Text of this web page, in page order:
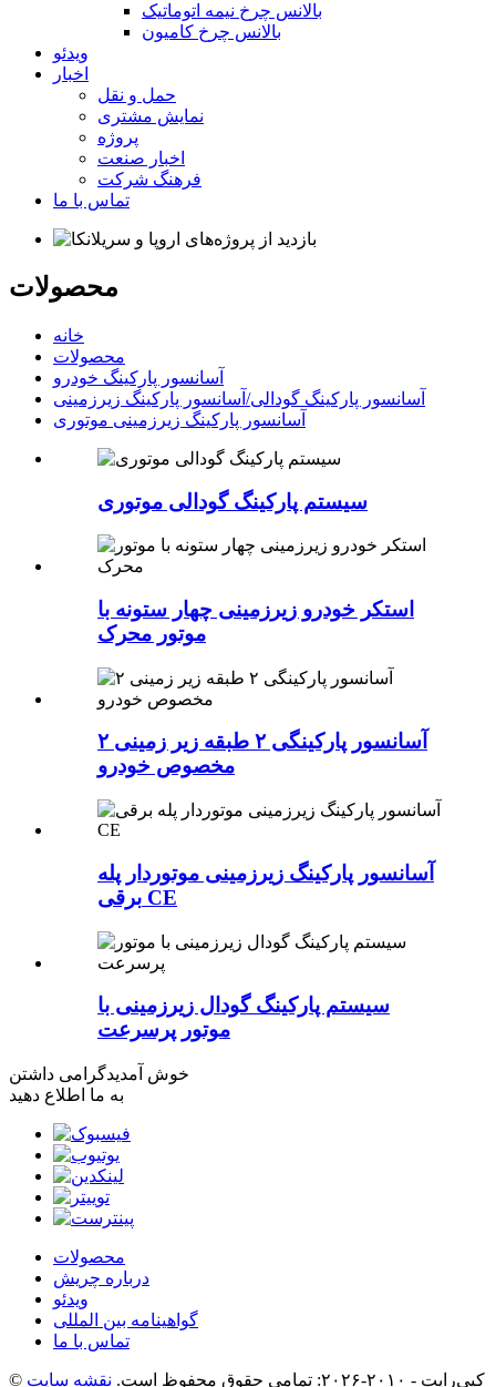
بالانس چرخ نیمه اتوماتیک
بالانس چرخ کامیون
ویدئو
اخبار
حمل و نقل
نمایش مشتری
پروژه
اخبار صنعت
فرهنگ شرکت
تماس با ما
محصولات
خانه
محصولات
آسانسور پارکینگ خودرو
آسانسور پارکینگ گودالی/آسانسور پارکینگ زیرزمینی
آسانسور پارکینگ زیرزمینی موتوری
سیستم پارکینگ گودالی موتوری
استکر خودرو زیرزمینی چهار ستونه با
موتور محرک
۲ آسانسور پارکینگی ۲ طبقه زیر زمینی
مخصوص خودرو
آسانسور پارکینگ زیرزمینی موتوردار پله
برقی CE
سیستم پارکینگ گودال زیرزمینی با
موتور پرسرعت
خوش آمدیدگرامی داشتن
به ما اطلاع دهید
محصولات
درباره چریش
ویدئو
گواهینامه بین المللی
تماس با ما
© کپی‌رایت - ۲۰۱۰-۲۰۲۶: تمامی حقوق محفوظ است. نقشه سایت